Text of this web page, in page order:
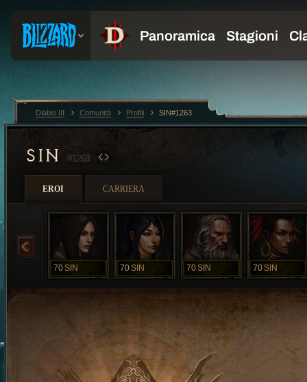
SIN #1263
EROI CARRIERA
70SIN 70SIN 70SIN 70SIN
Diablo III Comunità Profili SIN#1263